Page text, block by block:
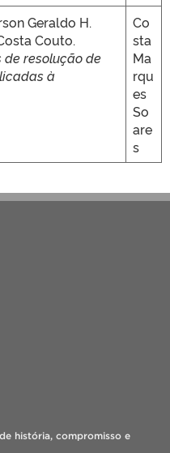
Geraldo H.
Couto.
resolução de
à
Co
sta
Ma
rqu
es
So
are
s
história, compromisso e